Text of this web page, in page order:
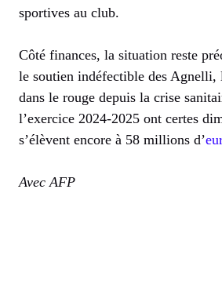
sportives au club.
Côté finances, la situation reste
le soutien indéfectible des Agnelli,
dans le rouge depuis la crise
l’exercice 2024-2025 ont certes
s’élèvent encore à 58 millions d’
Avec AFP